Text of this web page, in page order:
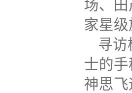
场、
家星
寻访
士的
神思